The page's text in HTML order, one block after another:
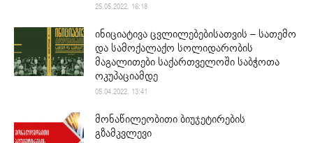
25.05.2022. 16:18
ინიციატივა ცვლილებებისათვის – სათემო
და სამოქალაქო სოლიდარობის
მაგალითები საქართველოში საბჭოთა
ოკუპაციამდე
05.04.2022. 13:41
მონაწილეობითი ბიუჯეტირების
გზამკვლევი